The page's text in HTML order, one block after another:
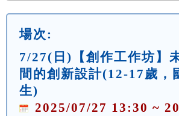
場次:
7/27(日)【創作工作坊】
間的創新設計(12-17歲，
生)
2025/07/27 13:30 ~